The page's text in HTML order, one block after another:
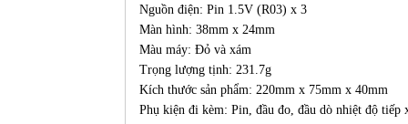
Nguồn điện: Pin 1.5V (R03) x 3
Màn hình: 38mm x 24mm
Màu máy: Đỏ và xám
Trọng lượng tịnh: 231.7g
Kích thước sản phẩm: 220mm x 75mm x 40mm
Phụ kiện đi kèm: Pin, đầu đo, đầu dò nhiệt độ tiếp